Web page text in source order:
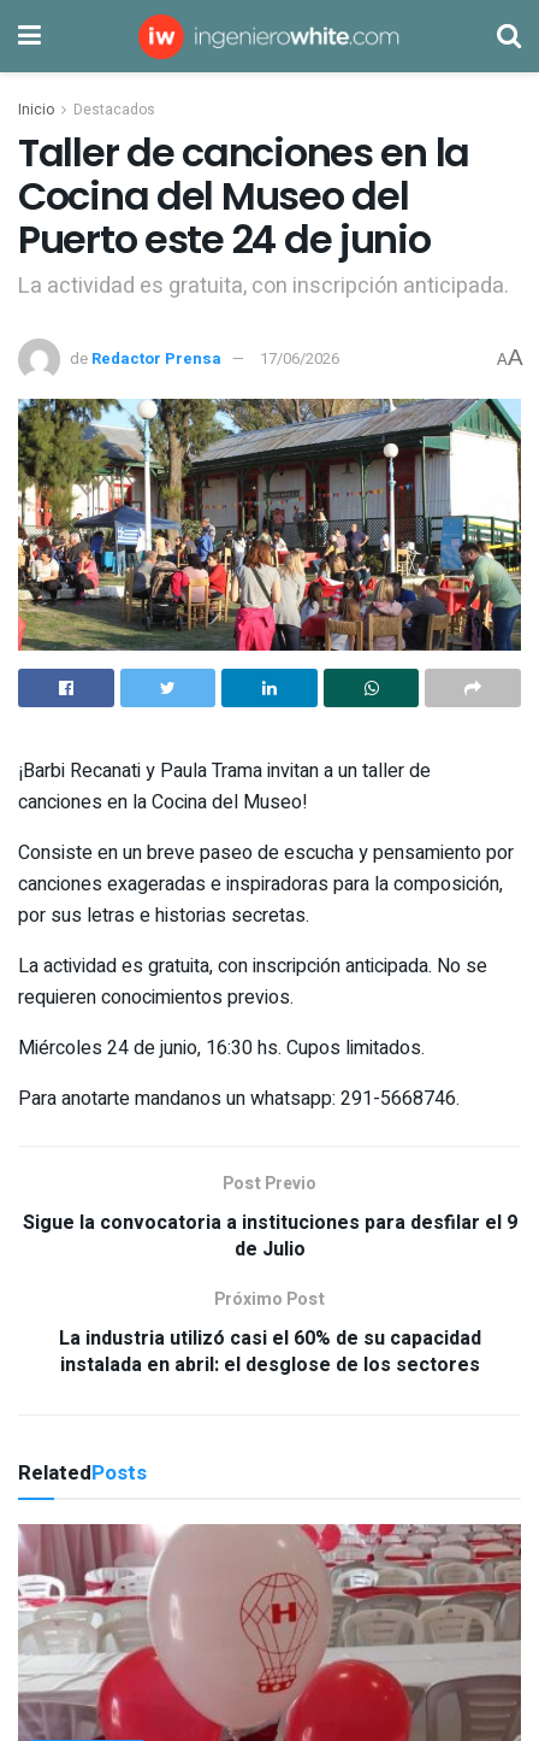
Inicio Destacados
Taller de canciones en la
Cocina del Museo del
Puerto este 24 de junio
La actividad es gratuita, con inscripción anticipada.
de Redactor Prensa 17/06/2026 AA
¡Barbi Recanati y Paula Trama invitan a un taller de
canciones en la Cocina del Museo!
Consiste en un breve paseo de escucha y pensamiento por
canciones exageradas e inspiradoras para la composición,
por sus letras e historias secretas.
La actividad es gratuita, con inscripción anticipada. No se
requieren conocimientos previos.
Miércoles 24 de junio, 16:30 hs. Cupos limitados.
Para anotarte mandanos un whatsapp: 291-5668746.
Post Previo
Sigue la convocatoria a instituciones para desfilar el 9
de Julio
Próximo Post
La industria utilizó casi el 60% de su capacidad
instalada en abril: el desglose de los sectores
RelatedPosts